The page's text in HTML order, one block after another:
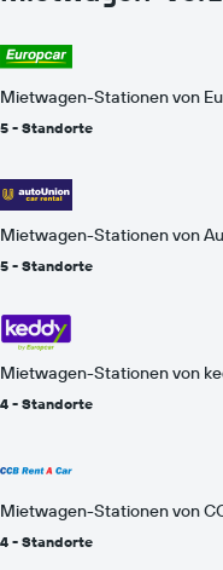
Mietwagen-Stationen von
5 - Standorte
Mietwagen-Stationen von
5 - Standorte
Mietwagen-Stationen von
4 - Standorte
Mietwagen-Stationen von
4 - Standorte